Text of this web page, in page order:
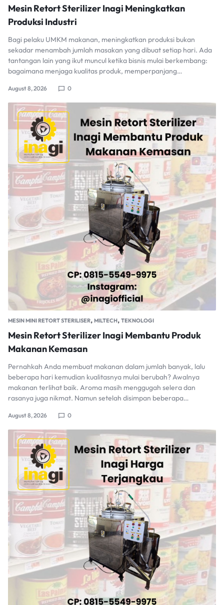
Mesin Retort Sterilizer Inagi Meningkatkan
Produksi Industri
Bagi pelaku UMKM makanan, meningkatkan produksi bukan
sekadar menambah jumlah masakan yang dibuat setiap hari. Ada
tantangan lain yang ikut muncul ketika bisnis mulai berkembang:
bagaimana menjaga kualitas produk, memperpanjang…
August 8, 2026 0
MESIN MINI RETORT STERILISER, MILTECH, TEKNOLOGI
Mesin Retort Sterilizer Inagi Membantu Produk
Makanan Kemasan
Pernahkah Anda membuat makanan dalam jumlah banyak, lalu
beberapa hari kemudian kualitasnya mulai berubah? Awalnya
makanan terlihat baik. Aroma masih menggugah selera dan
rasanya juga nikmat. Namun setelah disimpan beberapa…
August 8, 2026 0